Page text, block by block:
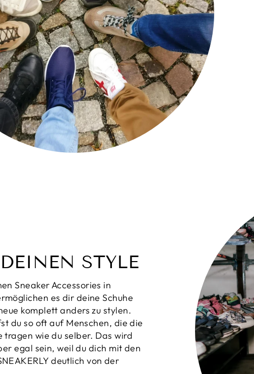
STYLE
Sneaker Accessories in
es dir deine Schuhe
komplett anders zu stylen.
du so oft auf Menschen, die die
tragen wie du selber. Das wird
egal sein, weil du dich mit den
deutlich von der